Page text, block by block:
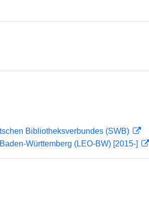
Bibliotheksverbundes (SWB)
Württemberg (LEO-BW) [2015-]